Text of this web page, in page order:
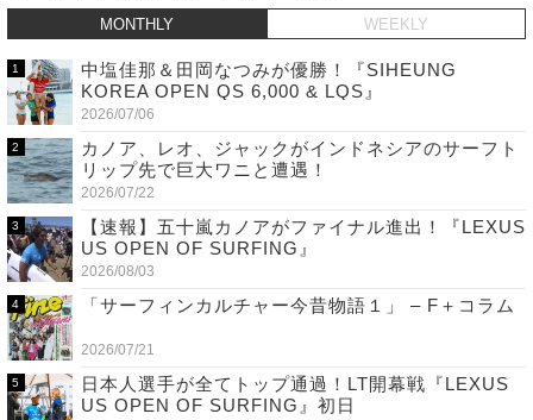
MONTHLY WEEKLY
中塩佳那＆田岡なつみが優勝！『SIHEUNG
KOREA OPEN QS 6,000 & LQS』
2026/07/06
カノア、レオ、ジャックがインドネシアのサーフト
リップ先で巨大ワニと遭遇！
2026/07/22
【速報】五十嵐カノアがファイナル進出！『LEXUS
US OPEN OF SURFING』
2026/08/03
「サーフィンカルチャー今昔物語１」 – F＋コラム
2026/07/21
日本人選手が全てトップ通過！LT開幕戦『LEXUS
US OPEN OF SURFING』初日